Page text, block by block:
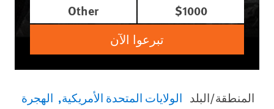
$1000
Other
تبرعوا الآن
المنطقة/البلد الولايات المتحدة الأمريكية الهجرة